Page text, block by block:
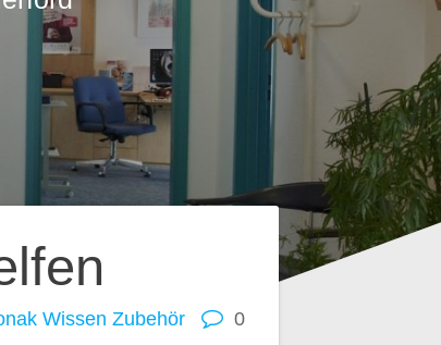
Wissen Zubehör
0